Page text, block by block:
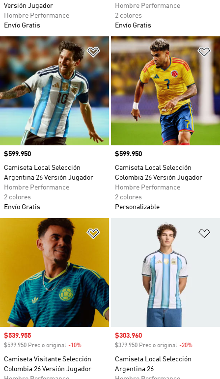
Versión Jugador
Hombre Performance
Envío Gratis
Hombre Performance
2 colores
Envío Gratis
Añadir a la lista de deseos
Precio
$599.950
Camiseta Local Selección
Argentina 26 Versión Jugador
Hombre Performance
2 colores
Envío Gratis
Precio
$599.950
Camiseta Local Selección
Colombia 26 Versión Jugador
Hombre Performance
2 colores
Personalizable
Añadir a la lista de deseos
Precio de venta
$539.955
$599.950 Precio original -10%
Camiseta Visitante Selección
Colombia 26 Versión Jugador
Precio de venta
$303.960
$379.950 Precio original -20%
Camiseta Local Selección
Argentina 26